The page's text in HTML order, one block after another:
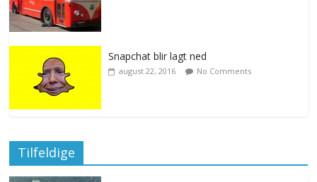
Snapchat blir lagt ned
august 22, 2016 No Comments
Tilfeldige